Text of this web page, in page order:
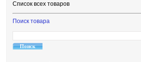
Список всех товаров
Поиск товара